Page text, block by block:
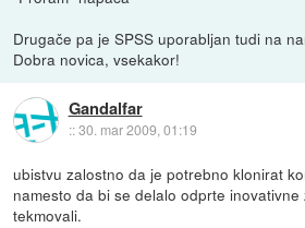
Drugače pa je SPSS uporabljan tudi na
Dobra novica, vsekakor!
Gandalfar
::30. mar 2009, 01:19
ubistvu zalostno da je potrebno klonirat
namesto da bi se delalo odprte
tekmovali.